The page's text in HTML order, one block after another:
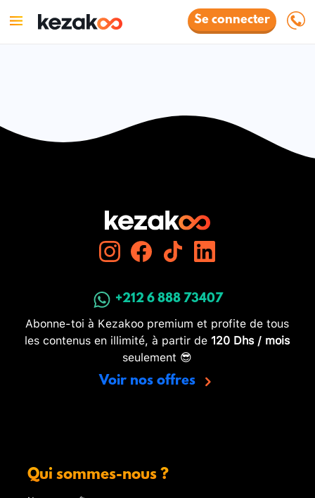
Se connecter
+212 6 888 73407
Abonne-toi à Kezakoo premium et profite de tous
les contenus en illimité, à partir de 120 Dhs / mois
seulement 😎
Voir nos offres
Qui sommes-nous ?